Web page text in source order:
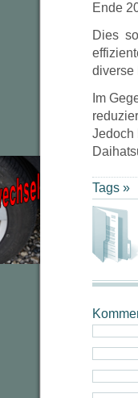
Ende
Dies
diverse
Im
Jedoch
Tags »